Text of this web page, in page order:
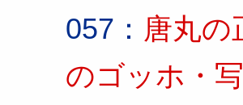
057： 唐丸の
のゴッホ・